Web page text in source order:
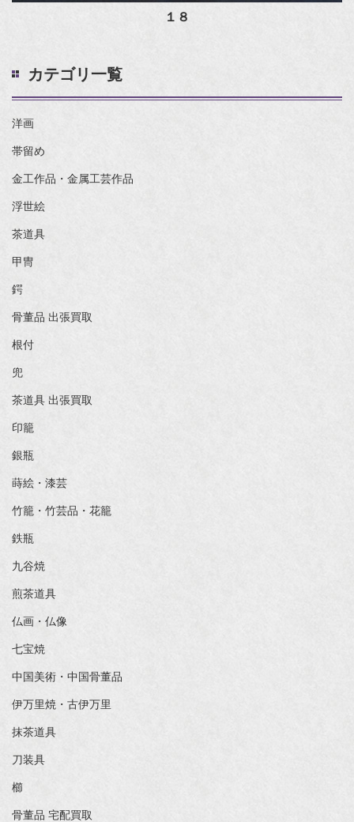
１８
カテゴリ一覧
洋画
帯留め
金工作品・金属工芸作品
浮世絵
茶道具
甲冑
鍔
骨董品 出張買取
根付
兜
茶道具 出張買取
印籠
銀瓶
蒔絵・漆芸
竹籠・竹芸品・花籠
鉄瓶
九谷焼
煎茶道具
仏画・仏像
七宝焼
中国美術・中国骨董品
伊万里焼・古伊万里
抹茶道具
刀装具
櫛
骨董品 宅配買取